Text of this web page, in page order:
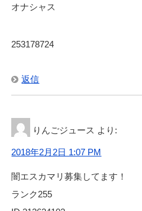
オナシャス
253178724
返信
りんごジュース より:
2018年2月2日 1:07 PM
闇エスカマリ募集してます！
ランク255